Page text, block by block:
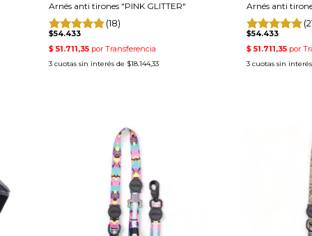
Arnés anti tirones "PINK GLITTER"
(18)
$54.433
3 cuotas sin interés de $18.144,33
Arnés anti
$54.433
3 cuotas sin